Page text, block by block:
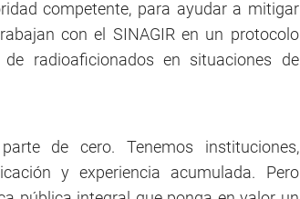
competente, para ayudar a mitigar
con el SINAGIR en un protocolo
radioaficionados en situaciones de
de cero. Tenemos instituciones,
y experiencia acumulada. Pero